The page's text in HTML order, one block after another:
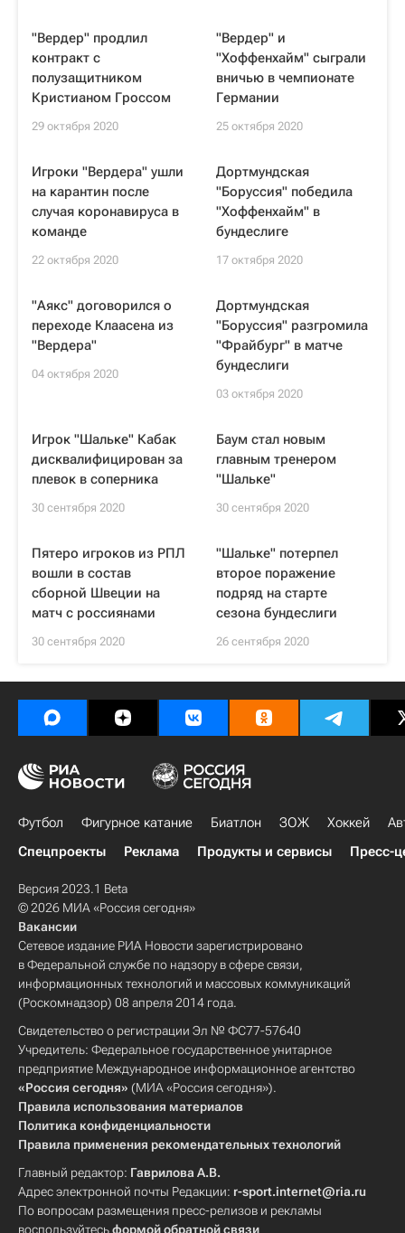
"Вердер" продлил
контракт с
полузащитником
Кристианом Гроссом
29 октября 2020
"Вердер" и
"Хоффенхайм" сыграли
вничью в чемпионате
Германии
25 октября 2020
Игроки "Вердера" ушли
на карантин после
случая коронавируса в
команде
22 октября 2020
Дортмундская
"Боруссия" победила
"Хоффенхайм" в
бундеслиге
17 октября 2020
"Аякс" договорился о
переходе Клаасена из
"Вердера"
04 октября 2020
Дортмундская
"Боруссия" разгромила
"Фрайбург" в матче
бундеслиги
03 октября 2020
Игрок "Шальке" Кабак
дисквалифицирован за
плевок в соперника
30 сентября 2020
Баум стал новым
главным тренером
"Шальке"
30 сентября 2020
Пятеро игроков из РПЛ
вошли в состав
сборной Швеции на
матч с россиянами
30 сентября 2020
"Шальке" потерпел
второе поражение
подряд на старте
сезона бундеслиги
26 сентября 2020
Футбол Фигурное катание Биатлон ЗОЖ Хоккей
Спецпроекты
Реклама Продукты и сервисы Пресс-
Версия 2023.1 Beta
© 2026 МИА «Россия сегодня»
Вакансии
Сетевое издание РИА Новости зарегистрировано
в Федеральной службе по надзору в сфере связи,
информационных технологий и массовых коммуникаций
(Роскомнадзор) 08 апреля 2014 года.
Свидетельство о регистрации Эл № ФС77-57640
Учредитель: Федеральное государственное унитарное
предприятие Международное информационное агентство
«Россия сегодня» (МИА «Россия сегодня»).
Правила использования материалов
Политика конфиденциальности
Правила применения рекомендательных технологий
Главный редактор: Гаврилова А.В.
Адрес электронной почты Редакции: r-sport.internet@ria.ru
По вопросам размещения пресс-релизов и рекламы
воспользуйтесьформой обратной связи